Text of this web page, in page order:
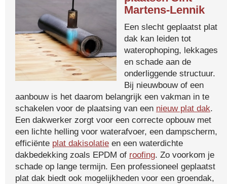
Martens-Lennik
Een slecht geplaatst plat
dak kan leiden tot
waterophoping, lekkages
en schade aan de
onderliggende structuur.
Bij nieuwbouw of een
aanbouw is het daarom belangrijk een vakman in te
schakelen voor de plaatsing van een nieuw plat dak.
Een dakwerker zorgt voor een correcte opbouw met
een lichte helling voor waterafvoer, een dampscherm,
efficiënte plat dakisolatie en een waterdichte
dakbedekking zoals EPDM of roofing. Zo voorkom je
schade op lange termijn. Een professioneel geplaatst
plat dak biedt ook mogelijkheden voor een groendak,